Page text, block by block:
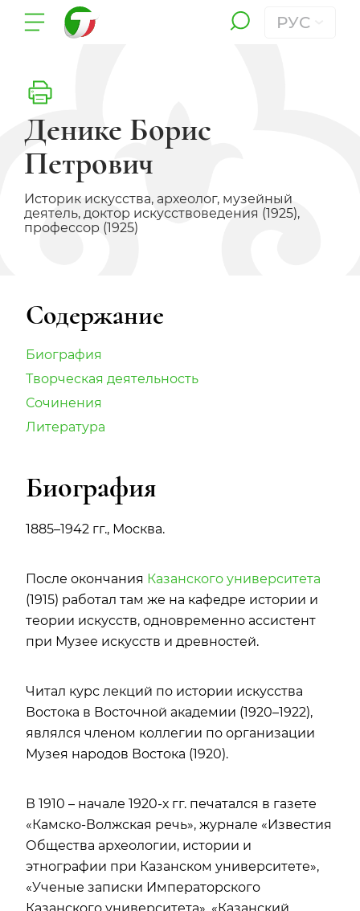
РУС
Денике Борис
Петрович
Историк искусства, археолог, музейный
деятель, доктор искусствоведения (1925),
профессор (1925)
Содержание
Биография
Творческая деятельность
Сочинения
Литература
Биография
1885–1942 гг., Москва.
После окончания Казанского университета
(1915) работал там же на кафедре истории и
теории искусств, одновременно ассистент
при Музее искусств и древностей.
Читал курс лекций по истории искусства
Востока в Восточной академии (1920–1922),
являлся членом коллегии по организации
Музея народов Востока (1920).
В 1910 – начале 1920-х гг. печатался в газете
«Камско-Волжская речь», журнале «Известия
Общества археологии, истории и
этнографии при Казанском университете»,
«Ученые записки Императорского